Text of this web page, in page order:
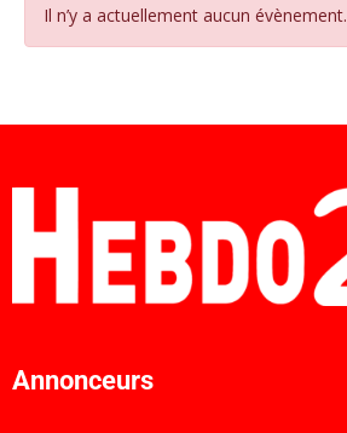
Il n’y a actuellement aucun évènement.
Annonceurs